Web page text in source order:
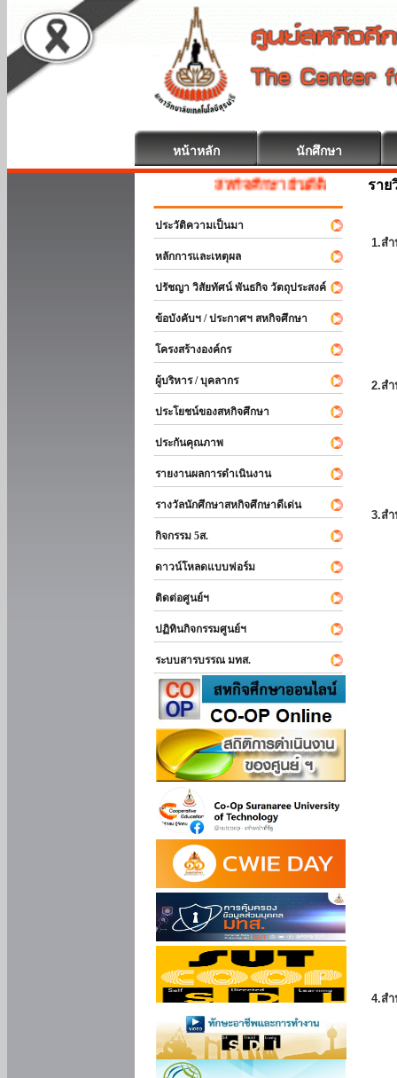
หน้าหลัก นักศึกษา
สหกิจศึกษา ยินดีต้อนรับ
ประวัติความเป็นมา
หลักการและเหตุผล
ปรัชญา วิสัยทัศน์ พันธกิจ วัตถุประสงค์
ข้อบังคับฯ / ประกาศฯ สหกิจศึกษา
โครงสร้างองค์กร
ผู้บริหาร / บุคลากร
ประโยชน์ของสหกิจศึกษา
ประกันคุณภาพ
รายงานผลการดำเนินงาน
รางวัลนักศึกษาสหกิจศึกษาดีเด่น
กิจกรรม 5ส.
ดาวน์โหลดแบบฟอร์ม
ติดต่อศูนย์ฯ
ปฏิทินกิจกรรมศูนย์ฯ
ระบบสารบรรณ มทส.
ราย
1.ส
2.ส
3.ส
4.ส